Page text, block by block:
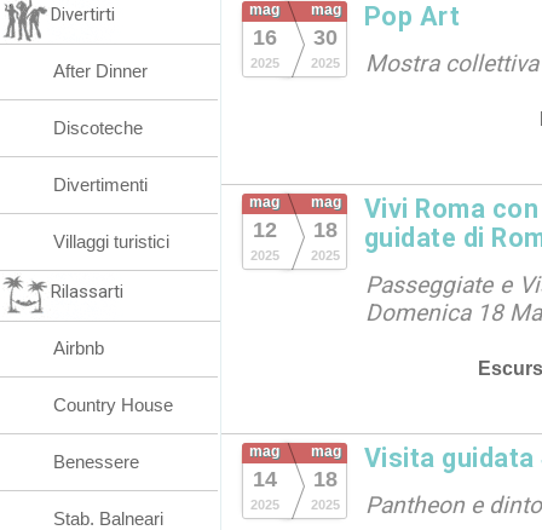
mag
16
2025
mag
30
2025
Pop Art
Mostra
mag
12
2025
mag
18
2025
Vivi Roma
guidate di
Passeggiate e
Domenica 18
mag
14
2025
mag
18
2025
Visita guidata
Pantheon e
Divertirti
After Dinner
Discoteche
Divertimenti
Villaggi turistici
Rilassarti
Airbnb
Country House
Benessere
Stab. Balneari